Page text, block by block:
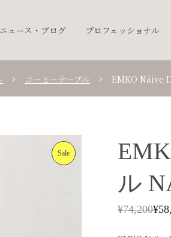
ニュース・ブログ プロフェッショナル
コーヒーテーブル EMKO Näive
Sale
ル
¥74,200¥